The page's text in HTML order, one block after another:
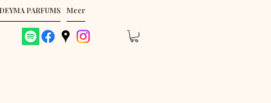
PARFUMS Meer